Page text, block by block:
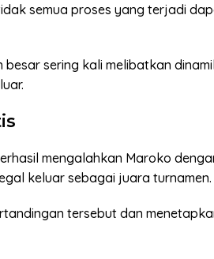
semua proses yang terjadi
sering kali melibatkan
mengalahkan Maroko
keluar sebagai juara turnamen.
tersebut dan